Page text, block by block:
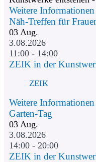
Weitere Informationen
Näh-Treffen für
03 Aug.
3.08.2026
11:00 - 14:00
ZEIK in der
ZEIK
Weitere Informationen
Garten-Tag
03 Aug.
3.08.2026
14:00 - 20:00
ZEIK in der